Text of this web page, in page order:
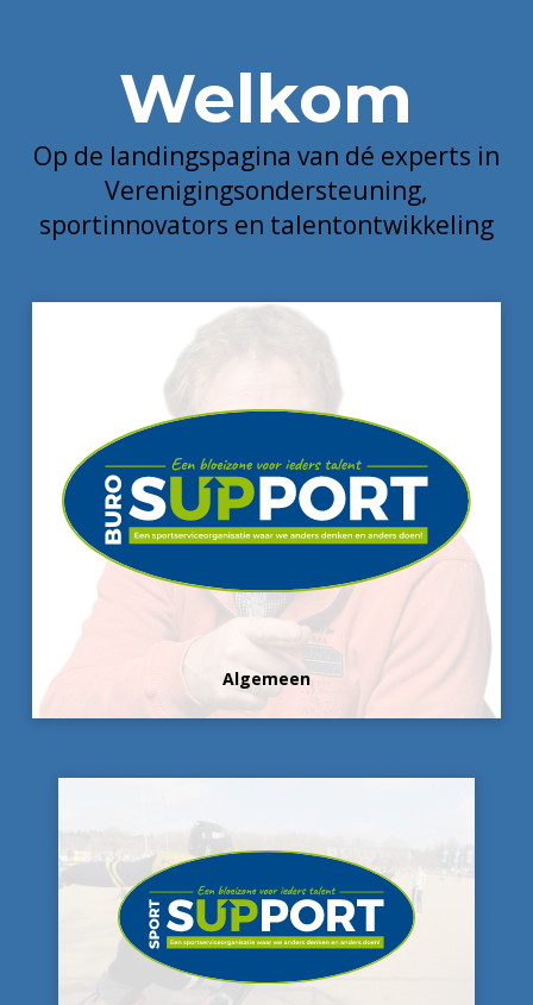
Welkom
Op de landingspagina van dé experts in
Verenigingsondersteuning,
sportinnovators en talentontwikkeling
Algemeen